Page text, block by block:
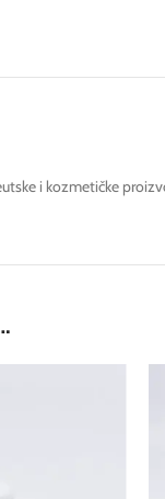
i kozmetičke